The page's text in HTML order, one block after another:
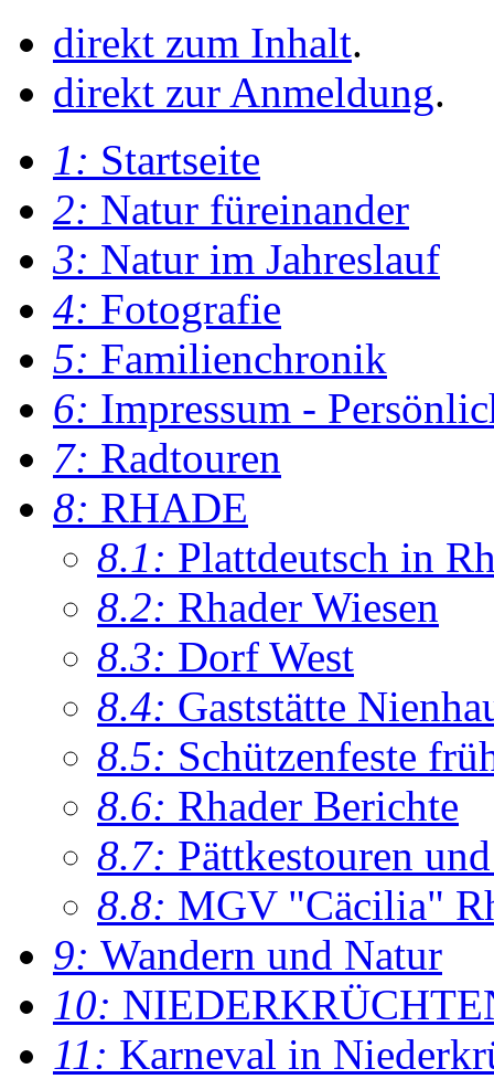
direkt zum Inhalt.
direkt zur Anmeldung.
1: Startseite
2: Natur füreinander
3: Natur im Jahreslauf
4: Fotografie
5: Familienchronik
6: Impressum -
7: Radtouren
8: RHADE
8.1: Plattdeutsch in
8.2: Rhader Wiesen
8.3: Dorf West
8.4: Gaststätte
8.5: Schützenfeste
8.6: Rhader Berichte
8.7: Pättkestouren
8.8: MGV "Cäcilia"
9: Wandern und Natur
10:
11: Karneval in